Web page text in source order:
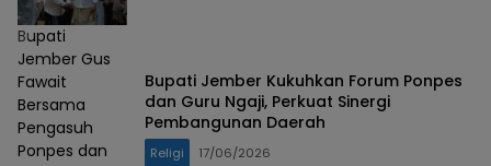
Bupati
Jember Gus
Fawait
Bersama
Pengasuh
Ponpes dan
Bupati Jember Kukuhkan Forum Ponpes
dan Guru Ngaji, Perkuat Sinergi
Pembangunan Daerah
Religi 17/06/2026